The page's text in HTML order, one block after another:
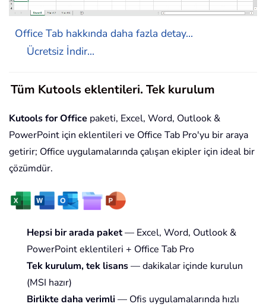
Office Tab hakkında daha fazla detay...
Ücretsiz İndir...
Tüm Kutools eklentileri. Tek kurulum
Kutools for Office paketi, Excel, Word, Outlook &
PowerPoint için eklentileri ve Office Tab Pro'yu bir araya
getirir; Office uygulamalarında çalışan ekipler için ideal bir
çözümdür.
Hepsi bir arada paket— Excel, Word, Outlook &
PowerPoint eklentileri + Office Tab Pro
Tek kurulum, tek lisans— dakikalar içinde kurulun
(MSI hazır)
Birlikte daha verimli — Ofis uygulamalarında hızlı